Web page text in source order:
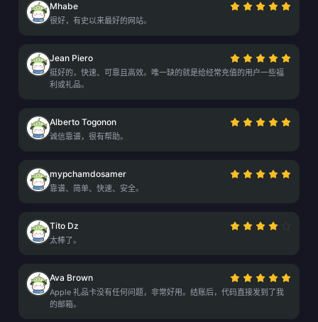
Mhabe
很好，有史以来最好的网站。
Jean Piero
挺好的，快速、可靠且高效。唯一缺的就是给经常充值的用户一些福
利或礼品。
Alberto Togonon
诚信靠谱，很有帮助。
mypchamdosamer
靠谱、简单、快速、安全。
Tito Dz
太棒了。
Ava Brown
Apple 礼品卡没有任何问题，非常好用。结账后，代码直接发到了我
的邮箱。